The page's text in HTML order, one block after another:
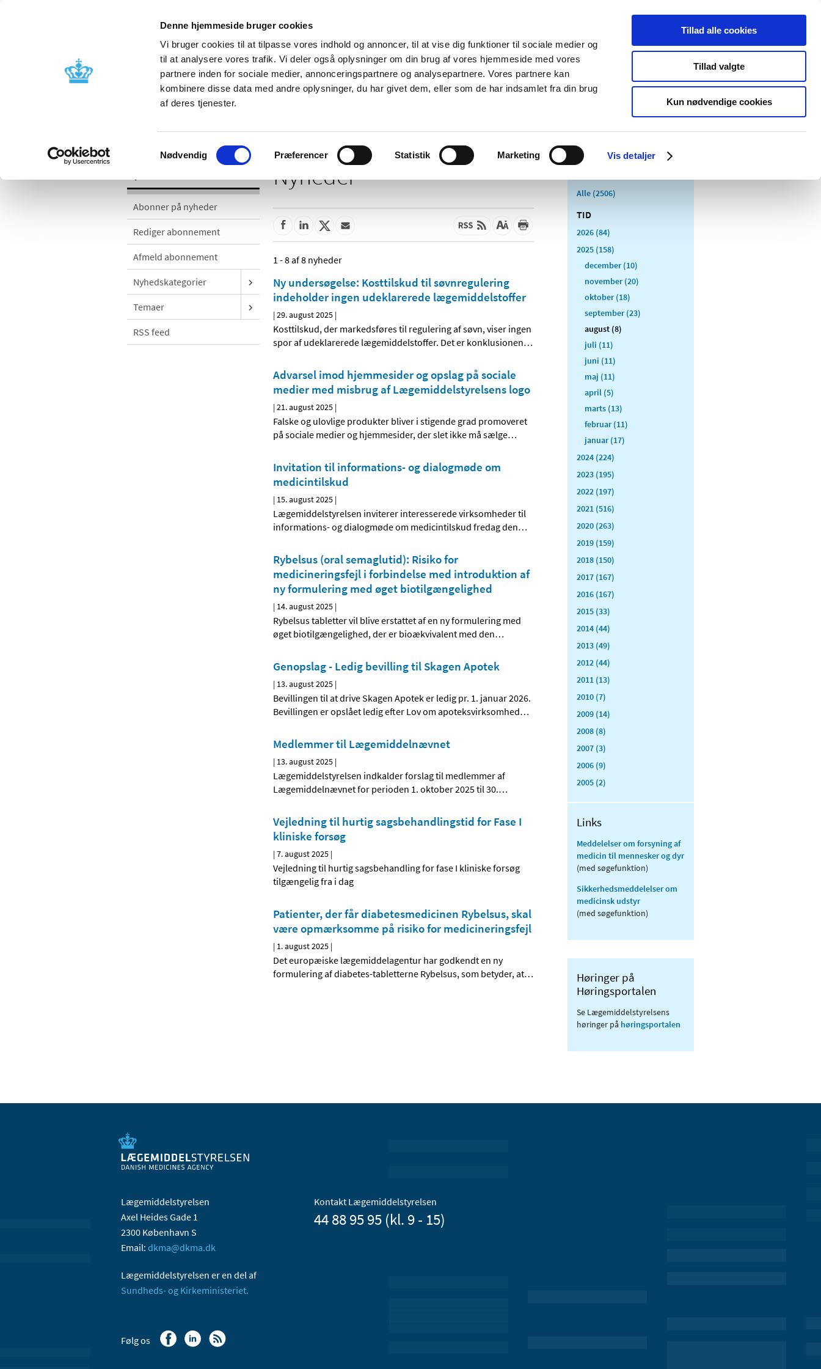
Denne hjemmeside bruger cookies
Vi bruger cookies til at tilpasse vores indhold og annoncer, til at vise dig funktioner til sociale medier og
til at analysere vores trafik. Vi deler også oplysninger om din brug af vores hjemmeside med vores
partnere inden for sociale medier, annonceringspartnere og analysepartnere. Vores partnere kan
kombinere disse data med andre oplysninger, du har givet dem, eller som de har indsamlet fra din brug
af deres tjenester.
Samtykkevalg
Nødvendig Præferencer Statistik Marketing Vis detaljer
Tillad alle cookies
Tillad valgte
Kun nødvendige cookies
Nyheder Om os Kontakt Udgivelser
Godkendelse og
Bivirkninger og
produktinformation
Tilskud og
Apoteker og salg af
Medicinsk
Særlige
produktområder
Abonner på nyheder
Rediger abonnement
Afmeld abonnement
Nyhedskategorier
Temaer
RSS feed
Nyheder
1 - 8 af 8 nyheder
Ny undersøgelse: Kosttilskud til søvnregulering
indeholder ingen udeklarerede lægemiddelstoffer
|29. august 2025 |
Kosttilskud, der markedsføres til regulering af søvn, viser ingen
spor af udeklarerede lægemiddelstoffer. Det er konklusionen…
Advarsel imod hjemmesider og opslag på sociale
medier med misbrug af Lægemiddelstyrelsens logo
|21. august 2025 |
Falske og ulovlige produkter bliver i stigende grad promoveret
på sociale medier og hjemmesider, der slet ikke må sælge…
Invitation til informations- og dialogmøde om
medicintilskud
| 15. august 2025 |
Lægemiddelstyrelsen inviterer interesserede virksomheder til
informations- og dialogmøde om medicintilskud fredag den…
Rybelsus (oral semaglutid): Risiko for
medicineringsfejl i forbindelse med introduktion af
ny formulering med øget biotilgængelighed
| 14. august 2025 |
Rybelsus tabletter vil blive erstattet af en ny formulering med
øget biotilgængelighed, der er bioækvivalent med den…
Genopslag - Ledig bevilling til Skagen Apotek
| 13. august 2025 |
Bevillingen til at drive Skagen Apotek er ledig pr. 1. januar 2026.
Bevillingen er opslået ledig efter Lov om apoteksvirksomhed…
Medlemmer til Lægemiddelnævnet
| 13. august 2025 |
Lægemiddelstyrelsen indkalder forslag til medlemmer af
Lægemiddelnævnet for perioden 1. oktober 2025 til 30.…
Vejledning til hurtig sagsbehandlingstid for Fase I
kliniske forsøg
|7. august 2025 |
Vejledning til hurtig sagsbehandling for fase I kliniske forsøg
tilgængelig fra i dag
Patienter, der får diabetesmedicinen Rybelsus, skal
være opmærksomme på risiko for medicineringsfejl
| 1. august 2025 |
Det europæiske lægemiddelagentur har godkendt en ny
formulering af diabetes-tabletterne Rybelsus, som betyder, at…
Alle (2506)
TID
2026 (84)
2025 (158)
december (10)
november (20)
oktober (18)
september (23)
august (8)
juli (11)
juni (11)
maj (11)
april (5)
marts (13)
februar (11)
januar (17)
2024 (224)
2023 (195)
2022 (197)
2021 (516)
2020 (263)
2019 (159)
2018 (150)
2017 (167)
2016 (167)
2015 (33)
2014 (44)
2013 (49)
2012 (44)
2011 (13)
2010 (7)
2009 (14)
2008 (8)
2007 (3)
2006 (9)
2005 (2)
Links
Meddelelser om forsyning af
medicin til mennesker og dyr
(med søgefunktion)
Sikkerhedsmeddelelser om
medicinsk udstyr
(med søgefunktion)
Høringer på
Høringsportalen
Se Lægemiddelstyrelsens
høringer på høringsportalen
Lægemiddelstyrelsen
Axel Heides Gade 1
2300 København S
Email: dkma@dkma.dk
Lægemiddelstyrelsen er en del af
Sundheds- og Kirkeministeriet.
Kontakt Lægemiddelstyrelsen
44 88 95 95 (kl. 9 - 15)
Følg os